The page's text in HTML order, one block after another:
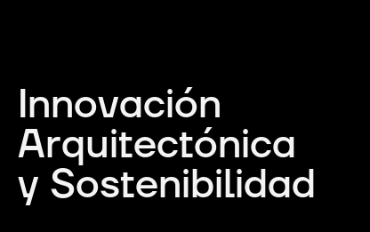
Innovación
Arquitectónica
y Sostenibilidad